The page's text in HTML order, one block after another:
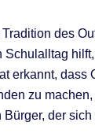
des
erkannt, dass
zu
der